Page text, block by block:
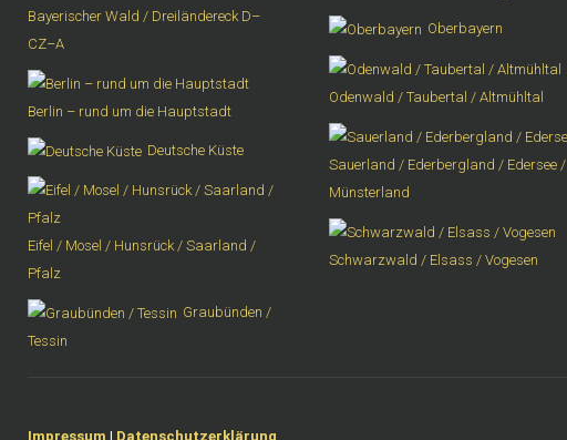
Bayerischer Wald / Dreiländereck D–
CZ–A
Berlin – rund um die Hauptstadt
Deutsche Küste
Eifel / Mosel / Hunsrück / Saarland /
Pfalz
Graubünden /
Tessin
Oberbayern
Odenwald / Taubertal / Altmühltal
Sauerland / Ederbergland / Edersee /
Münsterland
Schwarzwald / Elsass / Vogesen
Impressum | Datenschutzerklärung